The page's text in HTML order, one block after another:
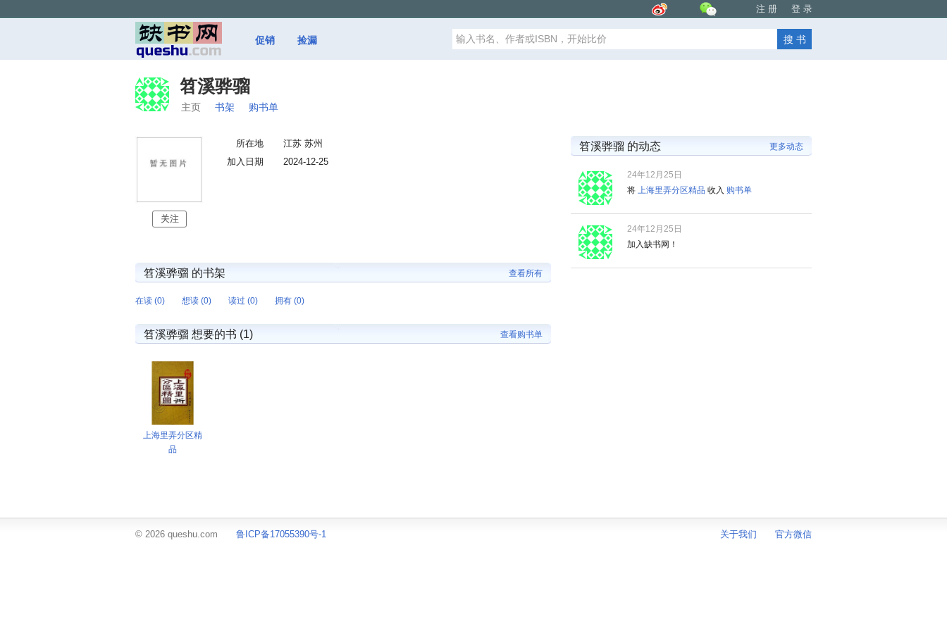
注 册 登 录
促销 捡漏
笤溪骅骝
主页 书架 购书单
关注
所在地
江苏 苏州
加入日期
2024-12-25
笤溪骅骝 的书架 查看所有
在读 (0) 想读 (0) 读过 (0) 拥有 (0)
笤溪骅骝 想要的书 (1) 查看购书单
上海里弄分区精
品
笤溪骅骝 的动态 更多动态
24年12月25日
将 上海里弄分区精品 收入 购书单
24年12月25日
加入缺书网！
© 2026 queshu.com 鲁ICP备17055390号-1 关于我们 官方微信